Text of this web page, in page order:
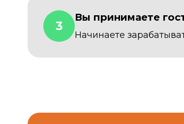
3
Вы принимаете
Начинаете